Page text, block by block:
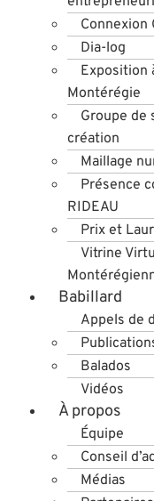
Connexion
Dia-log
Exposition
Montérégie
Groupe de
création
Maillage
Présence
RIDEAU
Prix et
Vitrine
Babillard
Appels de
Balados
Vidéos
À propos
Équipe
Conseil
Médias